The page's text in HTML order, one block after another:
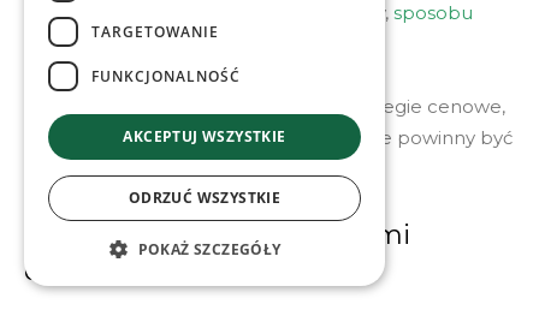
logo, opakowania, , etykiety, sposobu
komunikowaniasię etc.
Na tym etapie ustalane są również strategie cenowe,
dystrybucyjne oraz marketingowe, które powinny być
Zarządzanie poszczególnymi
działaniami
TARGETOWANIE
FUNKCJONALNOŚĆ
AKCEPTUJ WSZYSTKIE
ODRZUĆ WSZYSTKIE
POKAŻ SZCZEGÓŁY